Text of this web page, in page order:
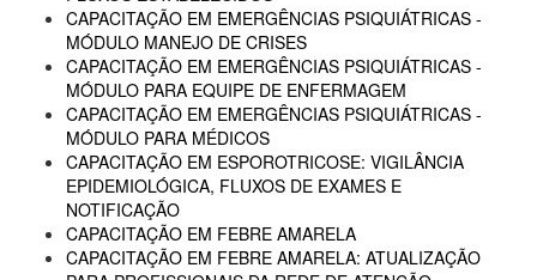
CAPACITAÇÃO EM EMERGÊNCIAS PSIQUIÁTRICAS -
MÓDULO MANEJO DE CRISES
CAPACITAÇÃO EM EMERGÊNCIAS PSIQUIÁTRICAS -
MÓDULO PARA EQUIPE DE ENFERMAGEM
CAPACITAÇÃO EM EMERGÊNCIAS PSIQUIÁTRICAS -
MÓDULO PARA MÉDICOS
CAPACITAÇÃO EM ESPOROTRICOSE: VIGILÂNCIA
EPIDEMIOLÓGICA, FLUXOS DE EXAMES E
NOTIFICAÇÃO
CAPACITAÇÃO EM FEBRE AMARELA
CAPACITAÇÃO EM FEBRE AMARELA: ATUALIZAÇÃO